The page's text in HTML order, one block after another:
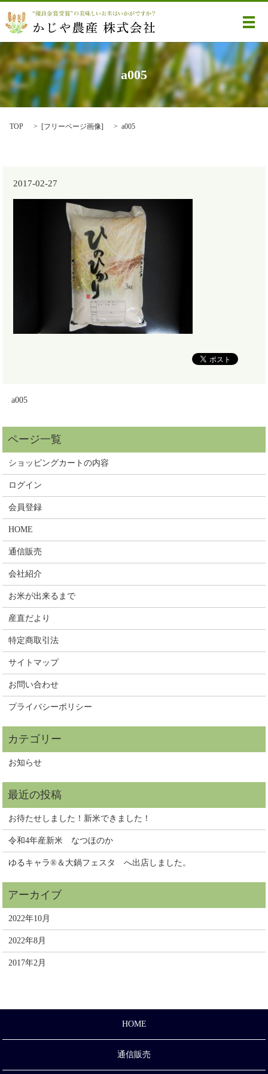
メ
a005
TOP [フリーページ画像] a005
2017-02-27
a005
ショッピングカートの内容
ログイン
会員登録
HOME
通信販売
会社紹介
お米が出来るまで
産直だより
特定商取引法
サイトマップ
お問い合わせ
プライバシーポリシー
お知らせ
お待たせしました！新米できました！
令和4年産新米 なつほのか
ゆるキャラ®＆大鍋フェスタ へ出店しました。
2022年10月
2022年8月
2017年2月
HOME
通信販売